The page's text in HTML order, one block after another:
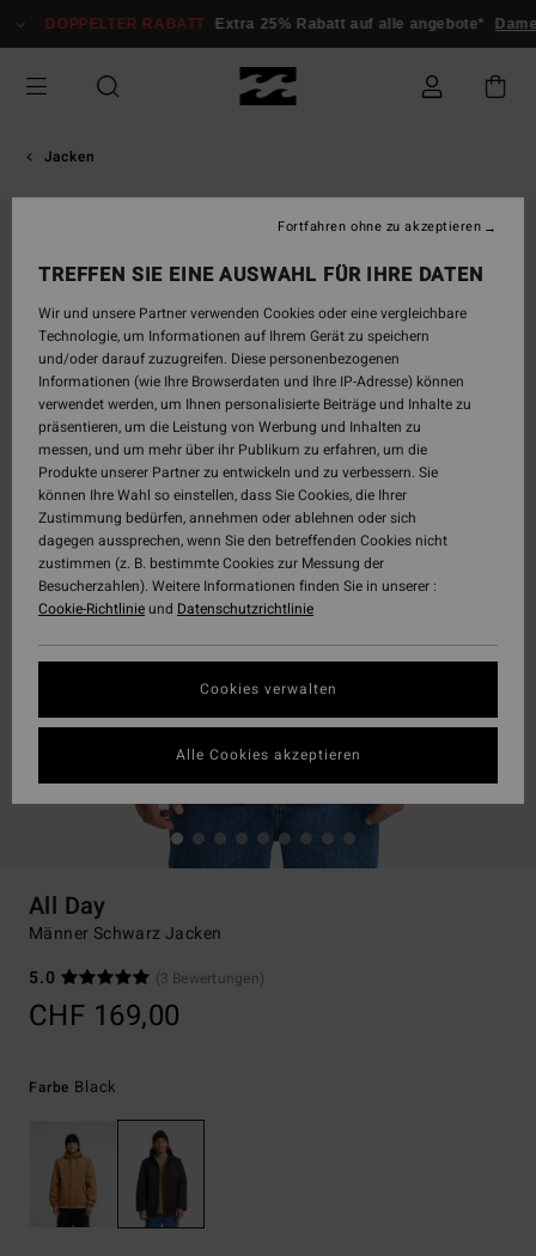
zur
springen
DOPPELTER RABATT Extra 25% Rabatt auf alle angebote* Damen
Jacken
All Day
Männer Schwarz Jacken
5.0
(3 Bewertungen)
CHF 169,00
Farbe Black
TREFFEN SIE EINE AUSWAHL FÜR IHRE DATEN
Wir und unsere Partner verwenden Cookies oder eine vergleichbare
Technologie, um Informationen auf Ihrem Gerät zu speichern
und/oder darauf zuzugreifen. Diese personenbezogenen
Informationen (wie Ihre Browserdaten und Ihre IP-Adresse) können
verwendet werden, um Ihnen personalisierte Beiträge und Inhalte zu
präsentieren, um die Leistung von Werbung und Inhalten zu
messen, und um mehr über ihr Publikum zu erfahren, um die
Produkte unserer Partner zu entwickeln und zu verbessern. Sie
können Ihre Wahl so einstellen, dass Sie Cookies, die Ihrer
Zustimmung bedürfen, annehmen oder ablehnen oder sich
dagegen aussprechen, wenn Sie den betreffenden Cookies nicht
zustimmen (z. B. bestimmte Cookies zur Messung der
Besucherzahlen). Weitere Informationen finden Sie in unserer :
Cookie-Richtlinieund Datenschutzrichtlinie
Cookies verwalten
Fortfahren ohne zu akzeptieren
Alle Cookies akzeptieren